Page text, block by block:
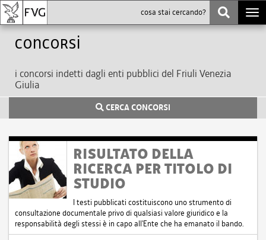
Concorsi
i concorsi indetti dagli enti pubblici del Friuli Venezia
Giulia
CERCA CONCORSI
RISULTATO DELLA
RICERCA PER TITOLO DI
STUDIO
I testi pubblicati costituiscono uno strumento di
consultazione documentale privo di qualsiasi valore giuridico e la
responsabilità degli stessi è in capo all'Ente che ha emanato il bando.